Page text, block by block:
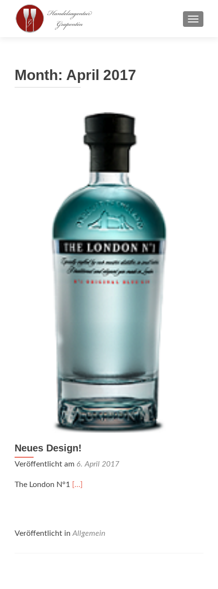
Month: April 2017
Neues Design!
Veröffentlicht am 6. April 2017
The London N°1 […]
Veröffentlicht inAllgemein